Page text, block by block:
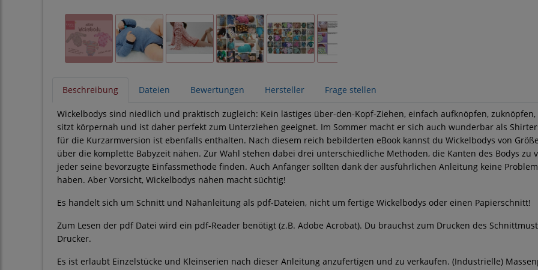
Beschreibung Dateien Bewertungen Hersteller Frage stellen
Wickelbodys sind niedlich und praktisch zugleich: Kein lästiges über-den-Kopf-Ziehen, einfach aufknöpfen,
sitzt körpernah und ist daher perfekt zum Unterziehen geeignet. Im Sommer macht er sich auch wunderbar als
für die Kurzarmversion ist ebenfalls enthalten. Nach diesem reich bebilderten eBook kannst du Wickelbodys von
über die komplette Babyzeit nähen. Zur Wahl stehen dabei drei unterschiedliche Methoden, die Kanten des Bodys zu
jeder seine bevorzugte Einfassmethode finden. Auch Anfänger sollten dank der ausführlichen Anleitung keine
haben. Aber Vorsicht, Wickelbodys nähen macht süchtig!
Es handelt sich um Schnitt und Nähanleitung als pdf-Dateien, nicht um fertige Wickelbodys oder einen Papierschnitt!
Zum Lesen der pdf Datei wird ein pdf-Reader benötigt (z.B. Adobe Acrobat). Du brauchst zum Drucken des
Drucker.
Es ist erlaubt Einzelstücke und Kleinserien nach dieser Anleitung anzufertigen und zu verkaufen. (Industrielle)